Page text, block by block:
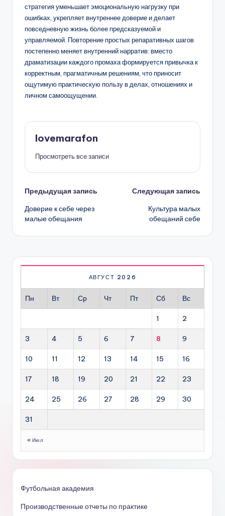
стратегия уменьшает эмоциональную нагрузку при
ошибках, укрепляет внутреннее доверие и делает
повседневную жизнь более предсказуемой и
управляемой. Повторение простых репаративных шагов
постепенно меняет внутренний нарратив: вместо
драматизации каждого промаха формируется привычка к
корректным, прагматичным решениям, что приносит
ощутимую практическую пользу в делах, отношениях и
личном самоощущении.
lovemarafon
Просмотреть все записи
Навигация
записи
Предыдущая запись
Доверие к себе через
малые обещания
Следующая запись
Культура малых
обещаний себе
АВГУСТ 2026
Пн Вт Ср Чт Пт Сб Вс
1 2
3 4 5 6 7 8 9
10 11 12 13 14 15 16
17 18 19 20 21 22 23
24 25 26 27 28 29 30
31
« Июл
Футбольная академия
Производственные отчеты по практике